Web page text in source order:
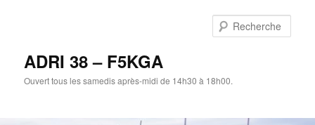
ADRI 38 – F5KGA
Ouvert tous les samedis après-midi de 14h30 à 18h00.